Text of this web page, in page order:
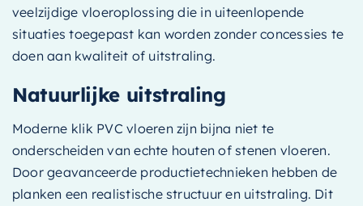
veelzijdige vloeroplossing die in uiteenlopende
situaties toegepast kan worden zonder concessies te
doen aan kwaliteit of uitstraling.
Natuurlijke uitstraling
Moderne klik PVC vloeren zijn bijna niet te
onderscheiden van echte houten of stenen vloeren.
Door geavanceerde productietechnieken hebben de
planken een realistische structuur en uitstraling. Dit